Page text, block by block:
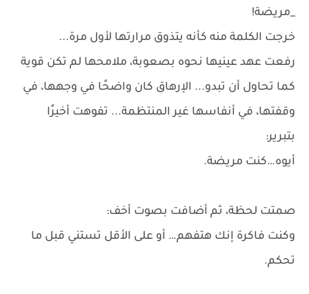
_مريضة!
خرجت الكلمة منه كأنه يتذوق مرارتها لأول مرة...
رفعت عهد عينيها نحوه بصعوبة، ملامحها لم تكن قوية
كما تحاول أن تبدو... الإرهاق كان واضحًا في وجهها، في
وقفتها، في أنفاسها غير المنتظمة... تفوهت أخيرًا
بتبرير:
أيوه…كنت مريضة.
صمتت لحظة، ثم أضافت بصوت أخف:
وكنت فاكرة إنك هتفهم… أو على الأقل تستني قبل ما
تحكم.